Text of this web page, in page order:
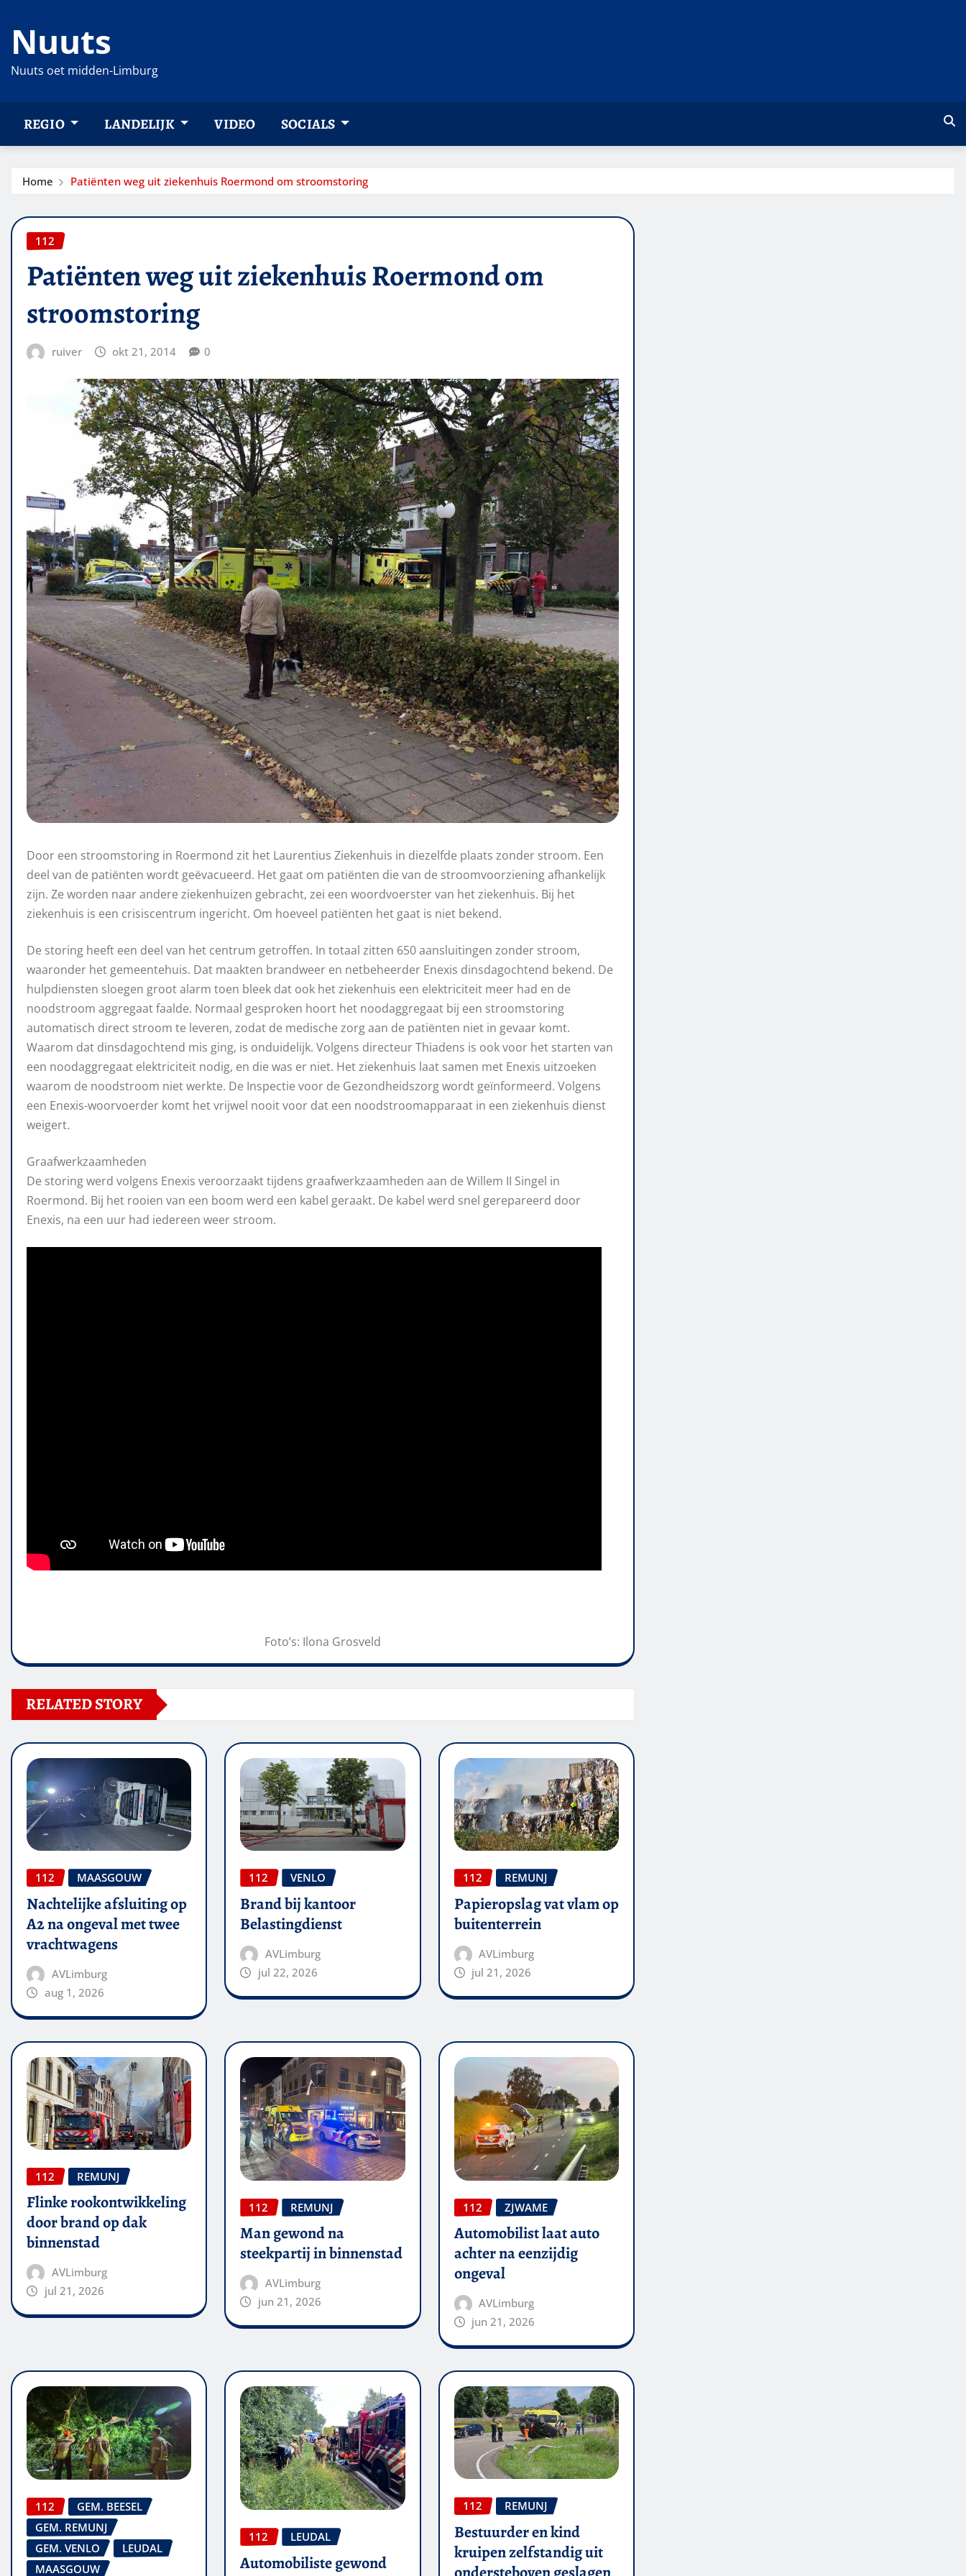
naar
inhoud
Nuuts
Nuuts oet midden-Limburg
REGIO LANDELIJK VIDEO SOCIALS
Home Patiënten weg uit ziekenhuis Roermond om stroomstoring
112
Patiënten weg uit ziekenhuis Roermond om
stroomstoring
ruiver okt 21, 2014 0
Door een stroomstoring in Roermond zit het Laurentius Ziekenhuis in diezelfde plaats zonder stroom. Een
deel van de patiënten wordt geëvacueerd. Het gaat om patiënten die van de stroomvoorziening afhankelijk
zijn. Ze worden naar andere ziekenhuizen gebracht, zei een woordvoerster van het ziekenhuis. Bij het
ziekenhuis is een crisiscentrum ingericht. Om hoeveel patiënten het gaat is niet bekend.
De storing heeft een deel van het centrum getroffen. In totaal zitten 650 aansluitingen zonder stroom,
waaronder het gemeentehuis. Dat maakten brandweer en netbeheerder Enexis dinsdagochtend bekend. De
hulpdiensten sloegen groot alarm toen bleek dat ook het ziekenhuis een elektriciteit meer had en de
noodstroom aggregaat faalde. Normaal gesproken hoort het noodaggregaat bij een stroomstoring
automatisch direct stroom te leveren, zodat de medische zorg aan de patiënten niet in gevaar komt.
Waarom dat dinsdagochtend mis ging, is onduidelijk. Volgens directeur Thiadens is ook voor het starten van
een noodaggregaat elektriciteit nodig, en die was er niet. Het ziekenhuis laat samen met Enexis uitzoeken
waarom de noodstroom niet werkte. De Inspectie voor de Gezondheidszorg wordt geïnformeerd. Volgens
een Enexis-woorvoerder komt het vrijwel nooit voor dat een noodstroomapparaat in een ziekenhuis dienst
weigert.
Graafwerkzaamheden
De storing werd volgens Enexis veroorzaakt tijdens graafwerkzaamheden aan de Willem II Singel in
Roermond. Bij het rooien van een boom werd een kabel geraakt. De kabel werd snel gerepareerd door
Enexis, na een uur had iedereen weer stroom.
Foto’s: Ilona Grosveld
RELATED STORY
112 MAASGOUW
Nachtelijke afsluiting op
A2 na ongeval met twee
vrachtwagens
AVLimburg
aug 1, 2026
112 VENLO
Brand bij kantoor
Belastingdienst
AVLimburg
jul 22, 2026
112 REMUNJ
Papieropslag vat vlam op
buitenterrein
AVLimburg
jul 21, 2026
112 REMUNJ
Flinke rookontwikkeling
door brand op dak
binnenstad
AVLimburg
jul 21, 2026
112 REMUNJ
Man gewond na
steekpartij in binnenstad
AVLimburg
jun 21, 2026
112 ZJWAME
Automobilist laat auto
achter na eenzijdig
ongeval
AVLimburg
jun 21, 2026
112
GEM. BEESEL
GEM. REMUNJ
GEM. VENLO
LEUDAL
MAASGOUW
112 LEUDAL
Automobiliste gewond
112 REMUNJ
Bestuurder en kind
kruipen zelfstandig uit